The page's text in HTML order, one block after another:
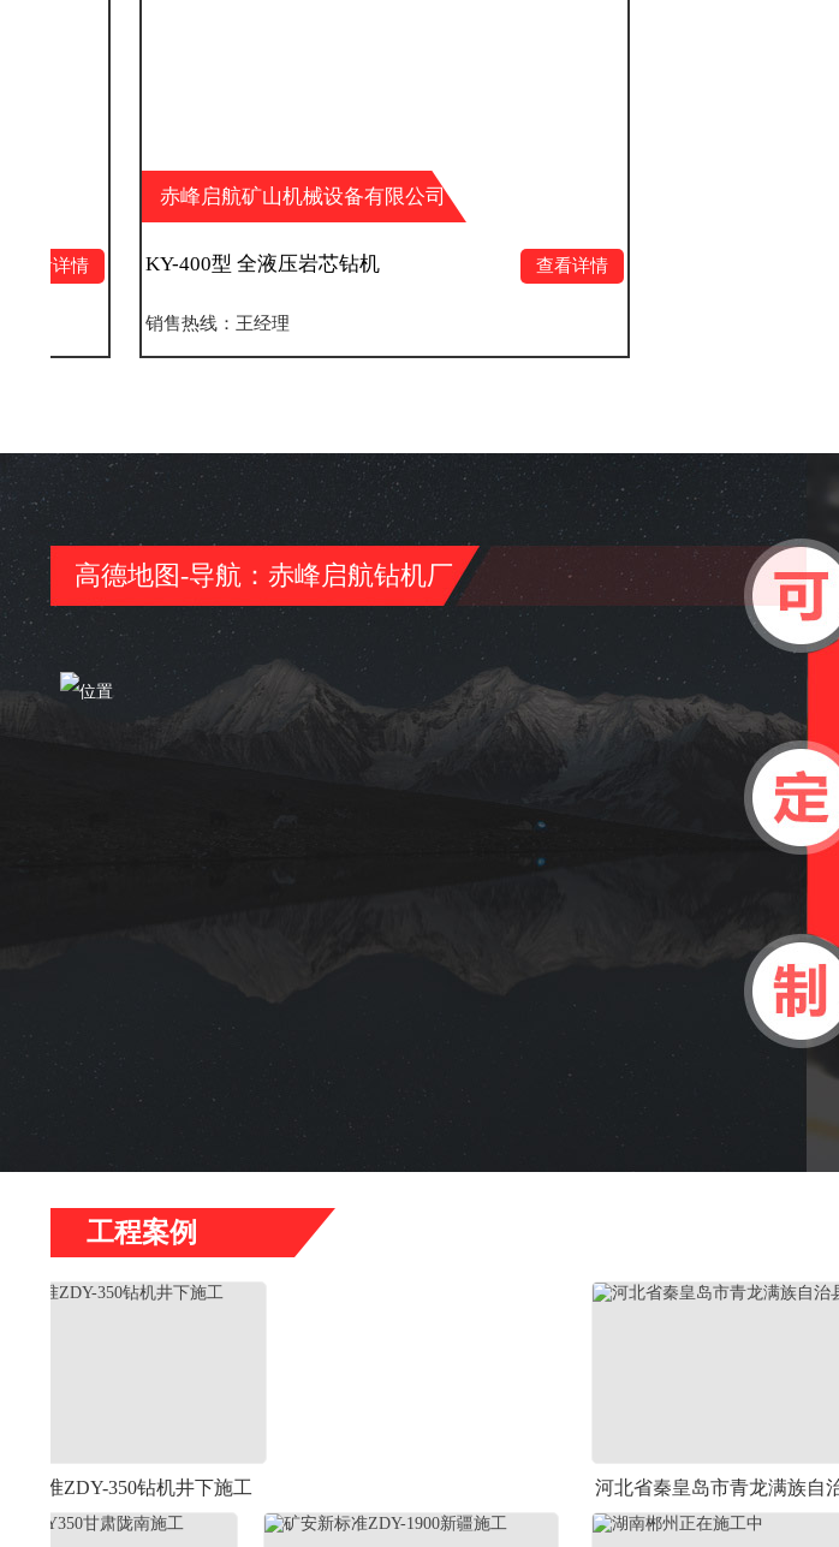
赤峰启航矿山机械设备有限公司
KY-400型 全液压岩芯钻机
销售热线：王经理
高德地图-导航：赤峰启航钻机厂
工程案例
350钻机井下施工 河北省秦皇岛市青龙满族自治县施
工现场